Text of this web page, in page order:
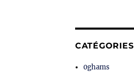
CATÉGORIES
0ghams